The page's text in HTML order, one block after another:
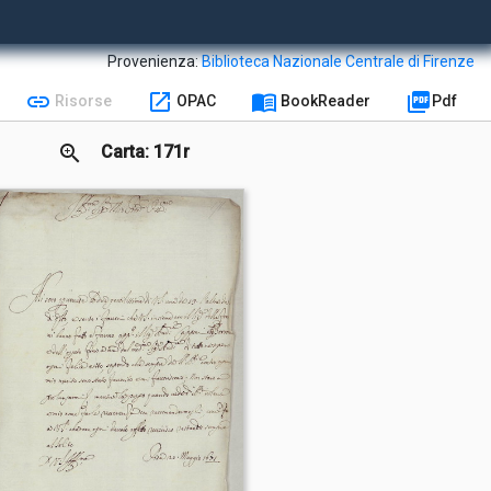
Provenienza:Biblioteca Nazionale Centrale di Firenze
link Risorse open_in_new OPAC menu_book BookReader picture_as_pdf Pdf
zoom_in Carta: 171r